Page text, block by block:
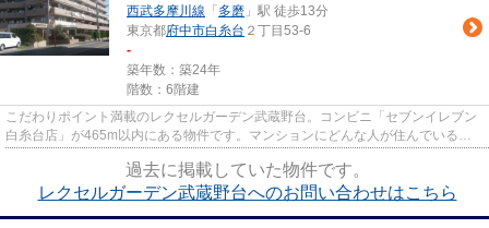
西武多摩川線 「 多磨 」駅 徒歩13分
東京都府中市白糸台 ２丁目53-6
-
築年数：築24年
階数：6階建
こだわりポイント満載のレクセルガーデン武蔵野台。コンビニ「セブンイレブン
白糸台店」が465m以内にある物件です。マンションにどんな人が住んでいるの
過去に掲載していた物件です。
レクセルガーデン武蔵野台へのお問い合わせはこちら